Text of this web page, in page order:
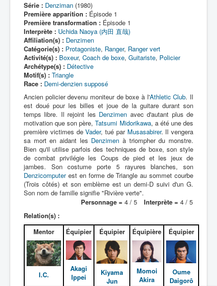
Série : Denziman (1980)
Première apparition : Épisode 1
Première transformation : Épisode 1
Interprète : Uchida Naoya (内田 直哉)
Affiliation(s) : Denzimen
Catégorie(s) : Protagoniste, Ranger, Ranger vert
Activité(s) : Boxeur, Coach de boxe, Guitariste, Policier
Archétype(s) : Détective
Motif(s) : Triangle
Race : Demi-denzien supposé
Ancien policier devenu moniteur de boxe à l'Athletic Club. Il
est doué pour les billes et joue de la guitare durant son
temps libre. Il rejoint les Denzimen avec d'autant plus de
motivation que son père,Tatsumi Midorikawa, a été une des
première victimes deVader, tué par Musasabirer. Il vengera
sa mort en aidant les Denzimen à triompher du monstre.
Bien qu'il utilise parfois des techniques de boxe, son style
de combat privilégie les Coups de pied et les jeux de
jambes. Son costume porte 5 rayures blanches, son
Denzicomputerest en forme de Triangle au sommet courbe
(Trois côtés) et son emblème est un demi-D suivi d'un G.
Son nom de famille signifie "Rivière verte".
Personnage = 4 / 5 Interprète = 4 / 5
Relation(s) :
Mentor
I.C.
Équipier
Akagi
Ippei
Équipier
Kiyama
Jun
Équipière
Momoi
Akira
Équipier
Oume
Daigorô